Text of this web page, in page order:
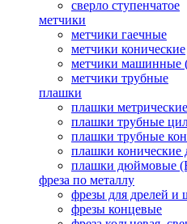
сверло ступенчатое
метчики
метчики гаечные
метчики конические
метчики машинные
метчики трубные
плашки
плашки
плашки трубные
плашки трубные
плашки
плашки дюймовые
фреза по металлу
фрезы для дрелей и
фрезы концевые